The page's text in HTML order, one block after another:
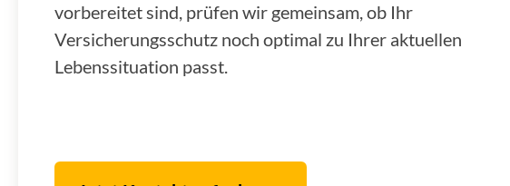
vorbereitet sind, prüfen wir gemeinsam, ob Ihr
Versicherungsschutz noch optimal zu Ihrer aktuellen
Lebenssituation passt.